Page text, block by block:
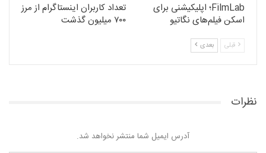
FilmLab؛ اپلیکیشنی برای
اسکن فیلم‌های نگاتیو
تعداد کاربران اینستاگرام از مرز
۷۰۰ میلیون گذشت
قبلی بعدی
نظرات
آدرس ایمیل شما منتشر نخواهد شد.